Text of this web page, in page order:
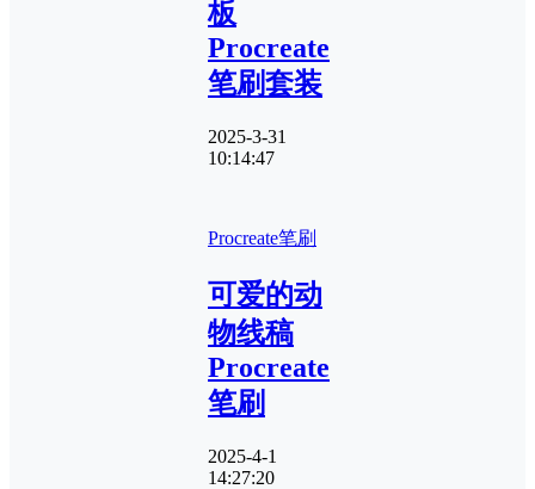
板
Procreate
笔刷套装
2025-3-31
10:14:47
Procreate笔刷
可爱的动
物线稿
Procreate
笔刷
2025-4-1
14:27:20